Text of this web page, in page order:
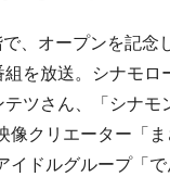
、オープンを記念
を放送。シナモロ
ツさん、「シナモ
像クリエーター「ま
イドルグループ「